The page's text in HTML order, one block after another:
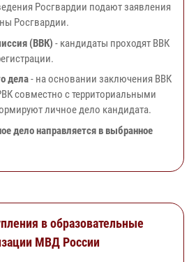
Росгвардии подают заявления
Росгвардии.
(ВВК) - кандидаты проходят ВВК
дела- на основании заключения ВВК
совместно с территориальными
личное дело кандидата.
дело направляется в выбранное
в образовательные
МВД России